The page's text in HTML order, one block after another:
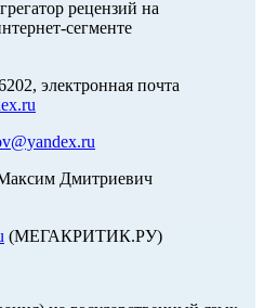
рецензий на
сегменте
электронная почта
Дмитриевич
(МЕГАКРИТИК.РУ)